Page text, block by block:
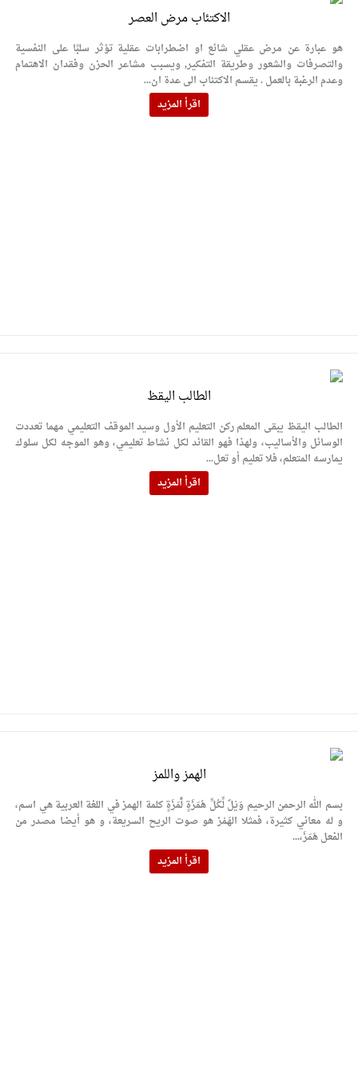
الاكتئاب مرض العصر
هو عبارة عن مرض عقلي شائع او اضطرابات عقلية تؤثر سلبًا على النفسية
والتصرفات والشعور وطريقة التفكير, ويسبب مشاعر الحزن وفقدان الاهتمام
وعدم الرغبة بالعمل . يقسم الاكتئاب الى عدة ان...
اقرأ المزيد
الطالب اليقظ
الطالب اليقظ يبقى المعلم ركن التعليم الأول وسيد الموقف التعليمي مهما تعددت
الوسائل والأساليب، ولهذا فهو القائد لكل نشاط تعليمي، وهو الموجه لكل سلوك
يمارسه المتعلم، فلا تعليم أو تعل...
اقرأ المزيد
الهمز واللمز
بسم الله الرحمن الرحيم وَيْلٌ لِّكُلِّ هُمَزَةٍ لُّمَزَةٍ كلمة الهمز في اللغة العربية هي اسم،
و له معاني كثيرة، فمثلا الهَمْز هو صوت الريح السريعة، و هو أيضا مصدر من
الفعل هَمَزَ،...
اقرأ المزيد